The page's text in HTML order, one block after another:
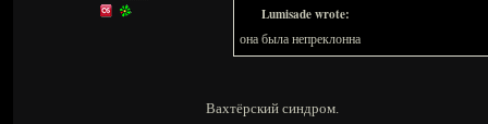
Lumisade wrote:
она была непреклонна
Вахтёрский синдром.